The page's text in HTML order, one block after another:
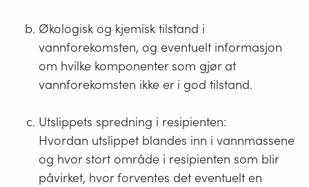
Økologisk og kjemisk tilstand i
vannforekomsten, og eventuelt informasjon
om hvilke komponenter som gjør at
vannforekomsten ikke er i god tilstand.
Utslippets spredning i resipienten:
Hvordan utslippet blandes inn i vannmassene
og hvor stort område i resipienten som blir
påvirket, hvor forventes det eventuelt en